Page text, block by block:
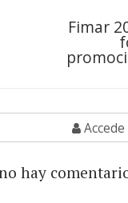
Fimar
hay